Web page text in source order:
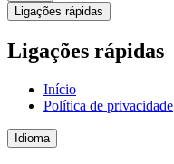
Ligações rápidas
Ligações rápidas
Início
Política de privacidade
Idioma